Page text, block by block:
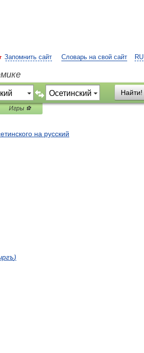
RU
Запомнить сайт Словарь на свой сайт
Найти!
Игры ⚽
на русский
)